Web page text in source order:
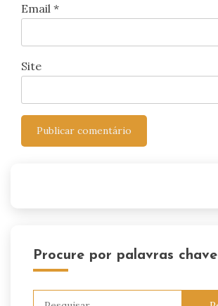
Email *
Site
Procure por palavras chave